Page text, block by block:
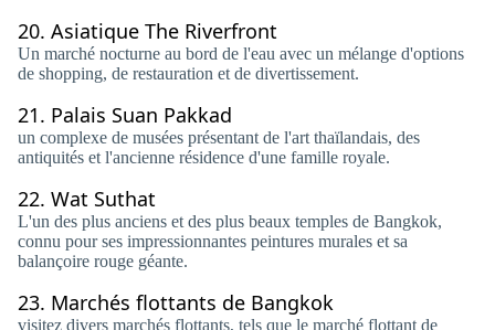
20. Asiatique The Riverfront
Un marché nocturne au bord de l'eau avec un mélange d'options
de shopping, de restauration et de divertissement.
21. Palais Suan Pakkad
un complexe de musées présentant de l'art thaïlandais, des
antiquités et l'ancienne résidence d'une famille royale.
22. Wat Suthat
L'un des plus anciens et des plus beaux temples de Bangkok,
connu pour ses impressionnantes peintures murales et sa
balançoire rouge géante.
23. Marchés flottants de Bangkok
visitez divers marchés flottants, tels que le marché flottant de